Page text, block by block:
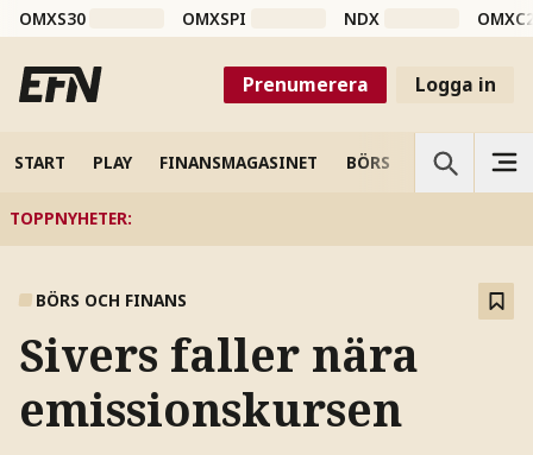
OMXS30 OMXSPI NDX
Prenumerera Logga in
START PLAY FINANSMAGASINET BÖRS VETENSKAP
TOPPNYHETER:
BÖRS OCH FINANS
Sivers faller nära
emissionskursen